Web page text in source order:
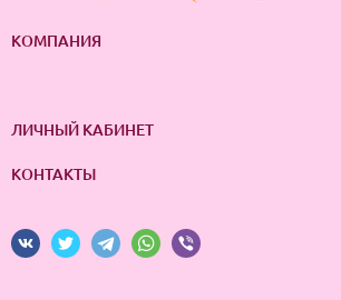
КОМПАНИЯ
ЛИЧНЫЙ КАБИНЕТ
КОНТАКТЫ